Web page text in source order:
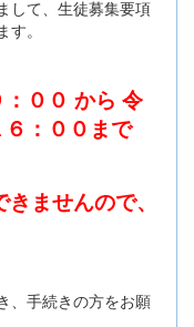
して、生徒募集要項
。
００ から 令
：００まで
ませんので、
、手続きの方をお願